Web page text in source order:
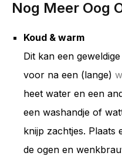
Nog Meer Oog
Koud & warm
Dit kan een
voor na een (lange)
heet water en een
een washandje of
knijp zachtjes. Plaats
de ogen en